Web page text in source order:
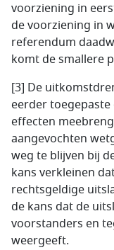
voorziening in
de voorziening in
referendum
komt de smallere
[3] De
eerder
effecten
aangevochten
weg te blijven bij
kans verkleinen
rechtsgeldige
de kans dat de
voorstanders en
weergeeft.